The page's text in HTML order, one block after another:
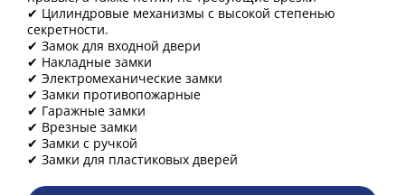
✔ Цилиндровые механизмы с высокой степенью
секретности.
✔ Замок для входной двери
✔ Накладные замки
✔ Электромеханические замки
✔ Замки противопожарные
✔ Гаражные замки
✔ Врезные замки
✔ Замки с ручкой
✔ Замки для пластиковых дверей